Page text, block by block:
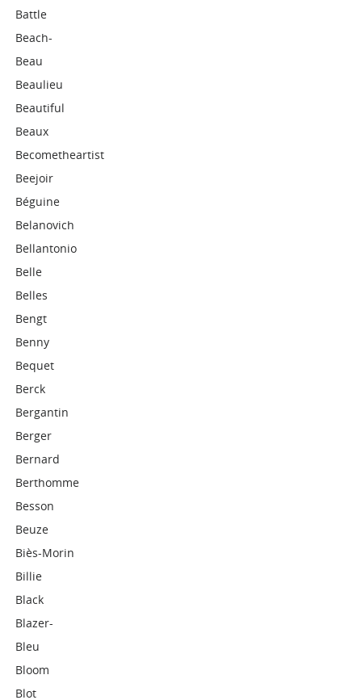
Battle
Beach-
Beau
Beaulieu
Beautiful
Beaux
Becometheartist
Beejoir
Béguine
Belanovich
Bellantonio
Belle
Belles
Bengt
Benny
Bequet
Berck
Bergantin
Berger
Bernard
Berthomme
Besson
Beuze
Biès-Morin
Billie
Black
Blazer-
Bleu
Bloom
Blot